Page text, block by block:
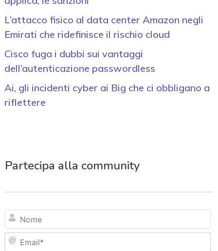
L’attacco fisico al data center Amazon negli
Emirati che ridefinisce il rischio cloud
Cisco fuga i dubbi sui vantaggi
dell’autenticazione passwordless
Ai, gli incidenti cyber ai Big che ci obbligano a
riflettere
Partecipa alla community